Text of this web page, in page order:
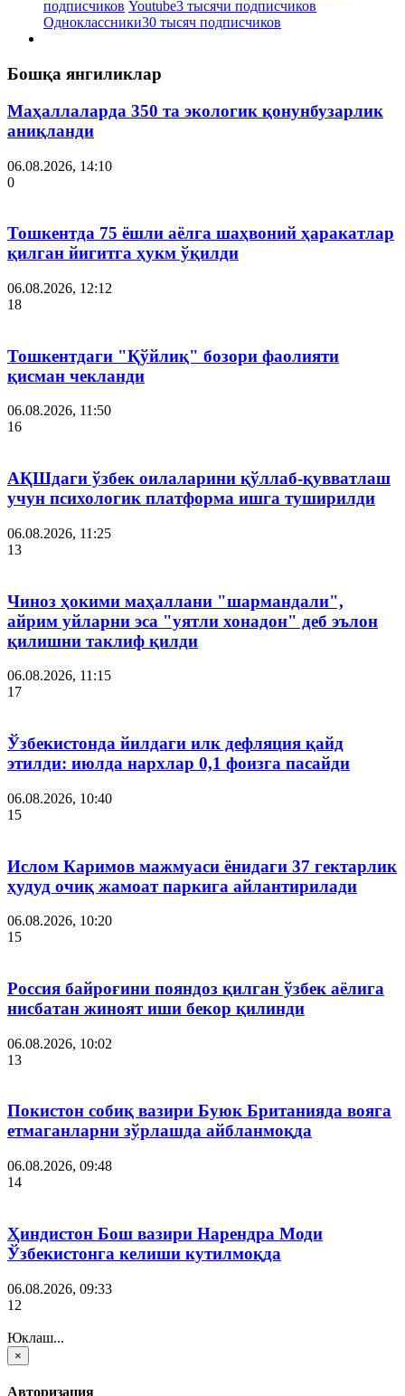
подписчиков Youtube3 тысячи подписчиков
Одноклассники30 тысяч подписчиков
Бошқа янгиликлар
Маҳаллаларда 350 та экологик қонунбузарлик
аниқланди
06.08.2026, 14:10
0
Тошкентда 75 ёшли аёлга шаҳвоний ҳаракатлар
қилган йигитга ҳукм ўқилди
06.08.2026, 12:12
18
Тошкентдаги "Қўйлиқ" бозори фаолияти
қисман чекланди
06.08.2026, 11:50
16
АҚШдаги ўзбек оилаларини қўллаб-қувватлаш
учун психологик платформа ишга туширилди
06.08.2026, 11:25
13
Чиноз ҳокими маҳаллани "шармандали",
айрим уйларни эса "уятли хонадон" деб эълон
қилишни таклиф қилди
06.08.2026, 11:15
17
Ўзбекистонда йилдаги илк дефляция қайд
этилди: июлда нархлар 0,1 фоизга пасайди
06.08.2026, 10:40
15
Ислом Каримов мажмуаси ёнидаги 37 гектарлик
ҳудуд очиқ жамоат паркига айлантирилади
06.08.2026, 10:20
15
Россия байроғини пояндоз қилган ўзбек аёлига
нисбатан жиноят иши бекор қилинди
06.08.2026, 10:02
13
Покистон собиқ вазири Буюк Британияда вояга
етмаганларни зўрлашда айбланмоқда
06.08.2026, 09:48
14
Ҳиндистон Бош вазири Нарендра Моди
Ўзбекистонга келиши кутилмоқда
06.08.2026, 09:33
12
Юклаш...
×
Авторизация